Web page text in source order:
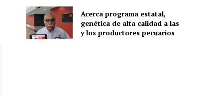
Acerca programa estatal,
genética de alta calidad a las
y los productores pecuarios